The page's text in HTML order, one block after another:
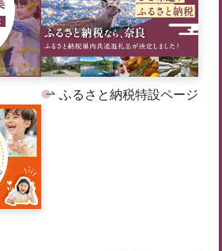
ふるさと納税特設ページ